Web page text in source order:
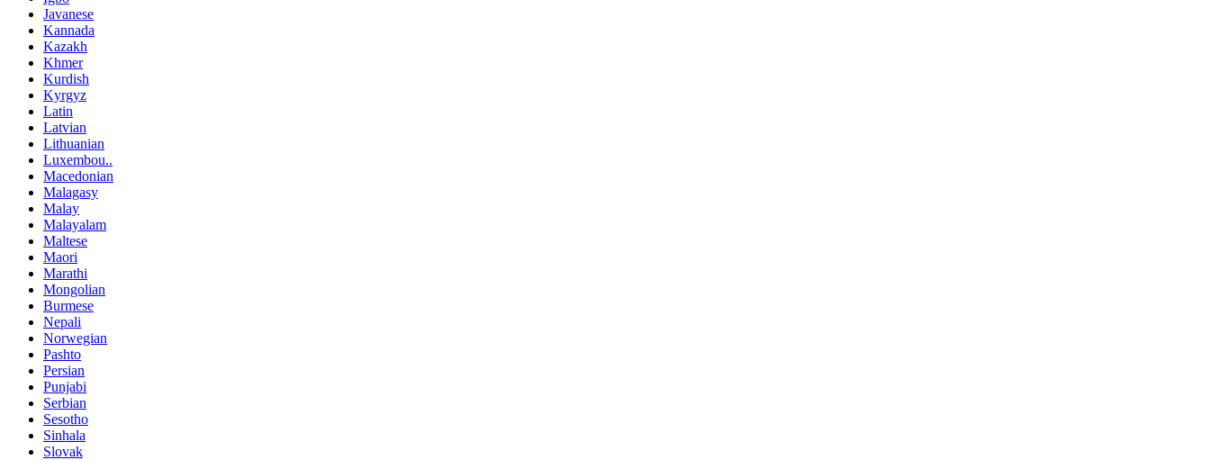
Javanese
Kannada
Kazakh
Khmer
Kurdish
Kyrgyz
Latin
Latvian
Lithuanian
Luxembou..
Macedonian
Malagasy
Malay
Malayalam
Maltese
Maori
Marathi
Mongolian
Burmese
Nepali
Norwegian
Pashto
Persian
Punjabi
Serbian
Sesotho
Sinhala
Slovak